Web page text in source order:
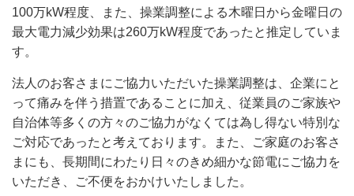
100万kW程度、また、操業調整による木曜日から金曜日の
最大電力減少効果は260万kW程度であったと推定していま
す。
法人のお客さまにご協力いただいた操業調整は、企業にと
って痛みを伴う措置であることに加え、従業員のご家族や
自治体等多くの方々のご協力がなくては為し得ない特別な
ご対応であったと考えております。また、ご家庭のお客さ
まにも、長期間にわたり日々のきめ細かな節電にご協力を
いただき、ご不便をおかけいたしました。